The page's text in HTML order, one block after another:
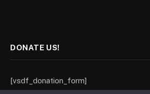
DONATE US!
[vsdf_donation_form]